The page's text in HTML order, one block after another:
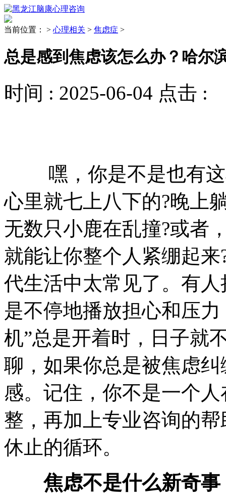
当前位置： > 心理相关 > 焦虑症 >
总是感到焦虑该怎么办？哈尔
时间 : 2025-06-04 点击 :
嘿，你是不是也有这
心里就七上八下的?晚上
无数只小鹿在乱撞?或者
就能让你整个人紧绷起
代生活中太常见了。有
是不停地播放担心和压
机”总是开着时，日子就
聊，如果你总是被焦虑
感。记住，你不是一个
整，再加上专业咨询的
休止的循环。
焦虑不是什么新奇